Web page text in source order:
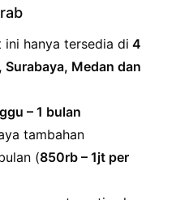
hanya tersedia di 4
Medan dan
– 1 bulan
tambahan
(850rb – 1jt per